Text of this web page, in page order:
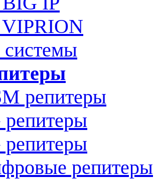
репитеры
репитеры
репитеры
репитеры